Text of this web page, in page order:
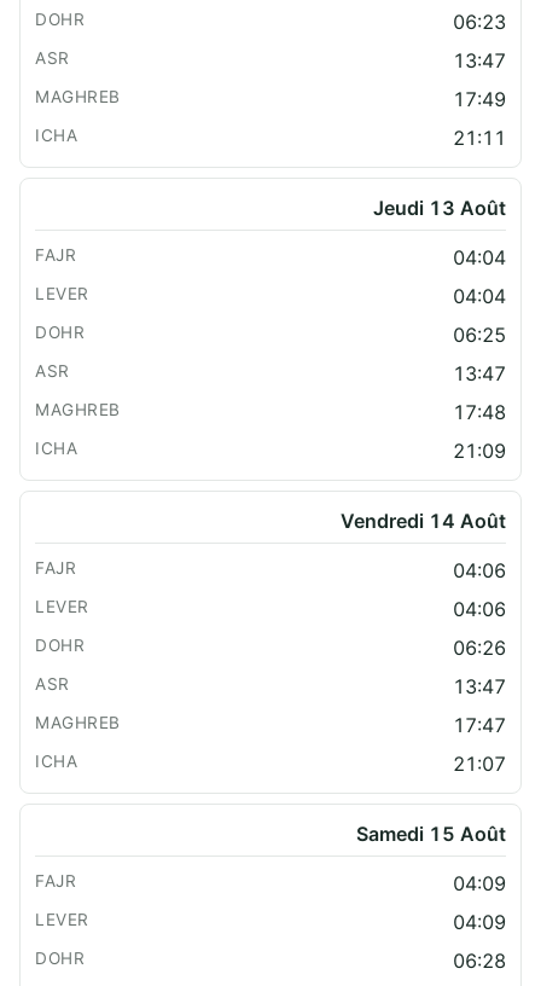
06:23
13:47
17:49
21:11
Jeudi 13 Août
04:04
04:04
06:25
13:47
17:48
21:09
Vendredi 14 Août
04:06
04:06
06:26
13:47
17:47
21:07
Samedi 15 Août
04:09
04:09
06:28